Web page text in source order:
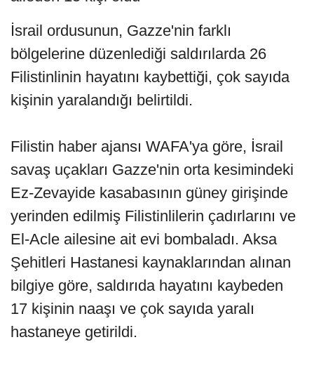
İsrail ordusunun, Gazze'nin farklı
bölgelerine düzenlediği saldırılarda 26
Filistinlinin hayatını kaybettiği, çok sayıda
kişinin yaralandığı belirtildi.
Filistin haber ajansı WAFA'ya göre, İsrail
savaş uçakları Gazze'nin orta kesimindeki
Ez-Zevayide kasabasının güney girişinde
yerinden edilmiş Filistinlilerin çadırlarını ve
El-Acle ailesine ait evi bombaladı. Aksa
Şehitleri Hastanesi kaynaklarından alınan
bilgiye göre, saldırıda hayatını kaybeden
17 kişinin naaşı ve çok sayıda yaralı
hastaneye getirildi.